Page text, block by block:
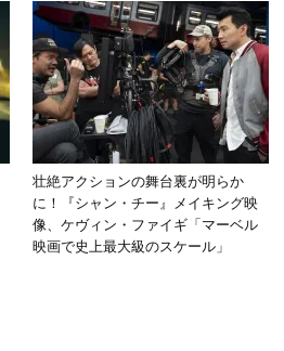
壮絶アクションの舞台裏が明らか
に！『シャン・チー』メイキング映
像、ケヴィン・ファイギ「マーベル
映画で史上最大級のスケール」